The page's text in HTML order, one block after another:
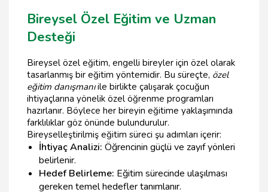
Bireysel Özel Eğitim ve Uzman
Desteği
Bireysel özel eğitim, engelli bireyler için özel olarak
tasarlanmış bir eğitim yöntemidir. Bu süreçte, özel
eğitim danışmanıile birlikte çalışarak çocuğun
ihtiyaçlarına yönelik özel öğrenme programları
hazırlanır. Böylece her bireyin eğitime yaklaşımında
farklılıklar göz önünde bulundurulur.
Bireyselleştirilmiş eğitim süreci şu adımları içerir:
İhtiyaç Analizi: Öğrencinin güçlü ve zayıf yönleri
belirlenir.
Hedef Belirleme: Eğitim sürecinde ulaşılması
gereken temel hedefler tanımlanır.